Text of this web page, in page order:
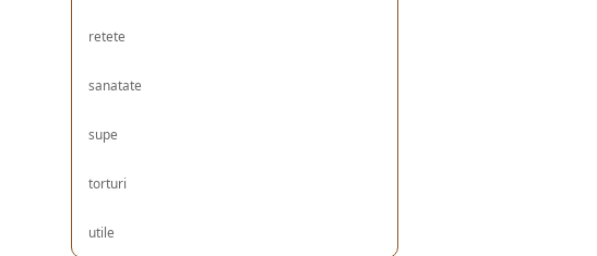
retete
sanatate
supe
torturi
utile